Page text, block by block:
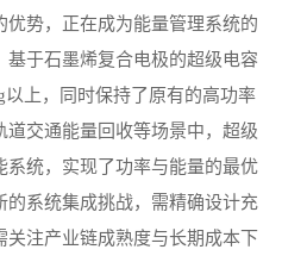
优势，正在成为能量管理系统的
基于石墨烯复合电极的超级电容
上，同时保持了原有的高功率
交通能量回收等场景中，超级
系统，实现了功率与能量的最优
的系统集成挑战，需精确设计充
注产业链成熟度与长期成本下